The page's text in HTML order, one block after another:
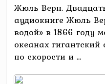
Жюль Верн.
аудиокниге Жюль
водой» в 1866 году
океанах
по скорости и ...